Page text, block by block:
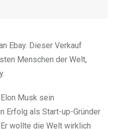
Ebay. Dieser Verkauf
Menschen der Welt,
Musk sein
Erfolg als Start-up-Gründer
wollte die Welt wirklich